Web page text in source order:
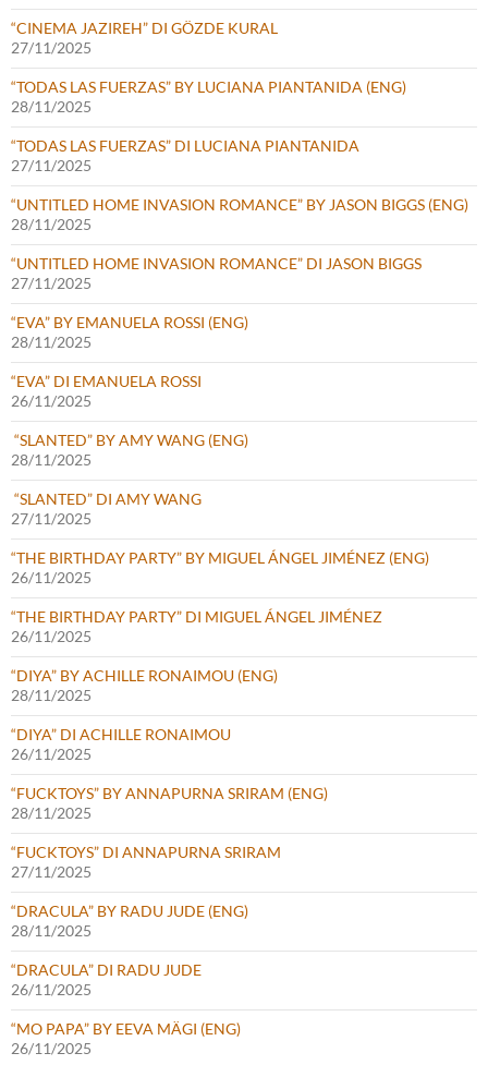
“CINEMA JAZIREH” DI GÖZDE KURAL
27/11/2025
“TODAS LAS FUERZAS” BY LUCIANA PIANTANIDA (ENG)
28/11/2025
“TODAS LAS FUERZAS” DI LUCIANA PIANTANIDA
27/11/2025
“UNTITLED HOME INVASION ROMANCE” BY JASON BIGGS (ENG)
28/11/2025
“UNTITLED HOME INVASION ROMANCE” DI JASON BIGGS
27/11/2025
“EVA” BY EMANUELA ROSSI (ENG)
28/11/2025
“EVA” DI EMANUELA ROSSI
26/11/2025
“SLANTED” BY AMY WANG (ENG)
28/11/2025
“SLANTED” DI AMY WANG
27/11/2025
“THE BIRTHDAY PARTY” BY MIGUEL ÁNGEL JIMÉNEZ (ENG)
26/11/2025
“THE BIRTHDAY PARTY” DI MIGUEL ÁNGEL JIMÉNEZ
26/11/2025
“DIYA” BY ACHILLE RONAIMOU (ENG)
28/11/2025
“DIYA” DI ACHILLE RONAIMOU
26/11/2025
“FUCKTOYS” BY ANNAPURNA SRIRAM (ENG)
28/11/2025
“FUCKTOYS” DI ANNAPURNA SRIRAM
27/11/2025
“DRACULA” BY RADU JUDE (ENG)
28/11/2025
“DRACULA” DI RADU JUDE
26/11/2025
“MO PAPA” BY EEVA MÄGI (ENG)
26/11/2025